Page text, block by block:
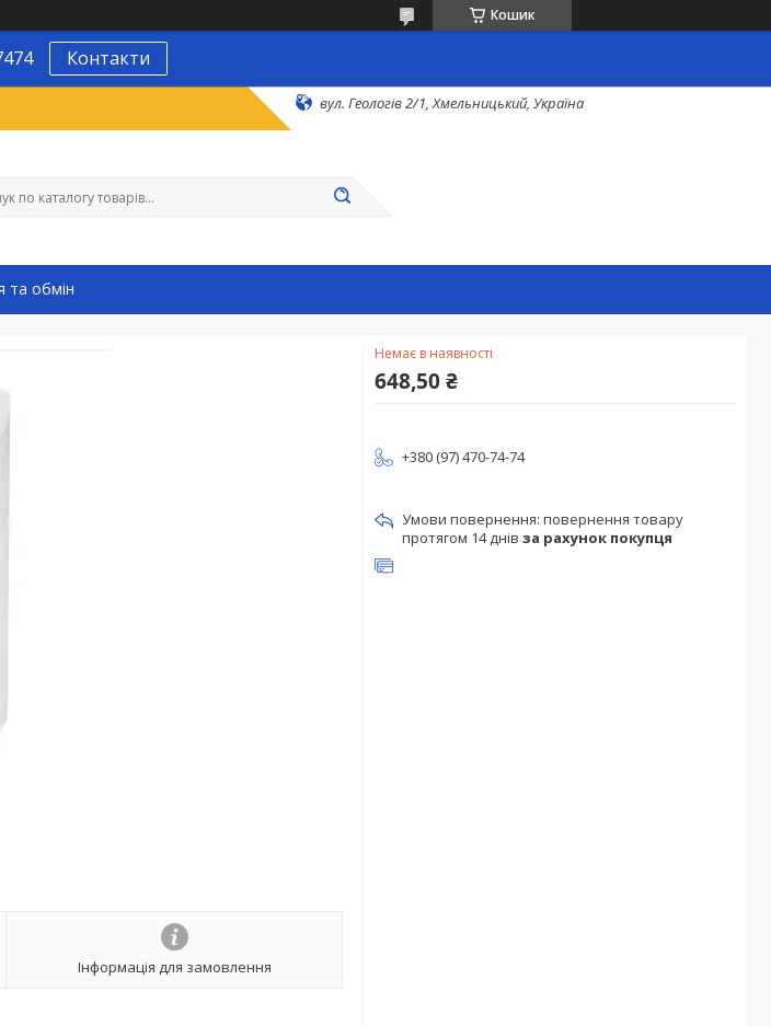
Кошик
Контакти
вул. Геологів 2/1, Хмельницький, Україна
та обмін
Інформація для замовлення
Немає в наявності
648,50 ₴
+380 (97) 470-74-74
повернення товару
протягом 14 днів за рахунок покупця